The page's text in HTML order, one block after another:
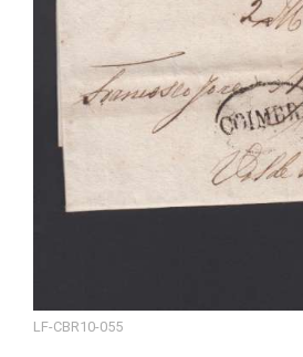
LF-CBR10-055